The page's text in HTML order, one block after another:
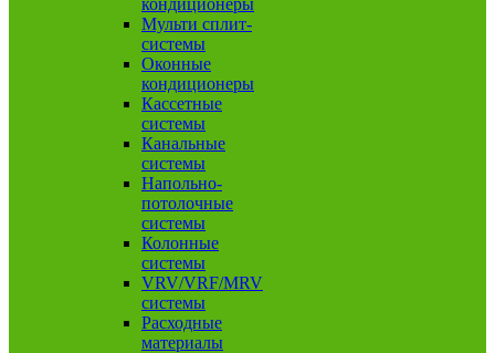
кондиционеры
Мульти сплит-
системы
Оконные
кондиционеры
Кассетные
системы
Канальные
системы
Напольно-
потолочные
системы
Колонные
системы
VRV/VRF/MRV
системы
Расходные
материалы